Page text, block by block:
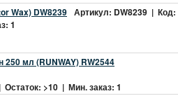
Wax) DW8239 Артикул: DW8239 | Код:
1
мл (RUNWAY) RW2544
>10 | Мин. заказ: 1